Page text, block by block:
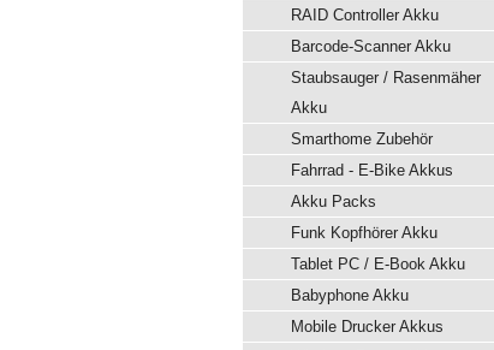
RAID Controller Akku
Barcode-Scanner Akku
Staubsauger / Rasenmäher
Akku
Smarthome Zubehör
Fahrrad - E-Bike Akkus
Akku Packs
Funk Kopfhörer Akku
Tablet PC / E-Book Akku
Babyphone Akku
Mobile Drucker Akkus